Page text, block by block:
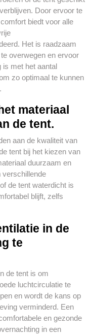
Door ervoor te
biedt voor alle
Het is raadzaam
overwegen en ervoor
is met het aantal
zo optimaal te kunnen
materiaal
de tent.
aan de kwaliteit van
tent bij het kiezen van
duurzaam en
verschillende
de tent waterdicht is
blijft, zelfs
in de
te
de tent is om
luchtcirculatie te
en wordt de kans op
verminderd. Een
en gezonde
in een